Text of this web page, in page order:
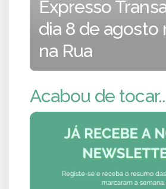
Expresso
dia 8 de agosto
na Rua
Acabou de